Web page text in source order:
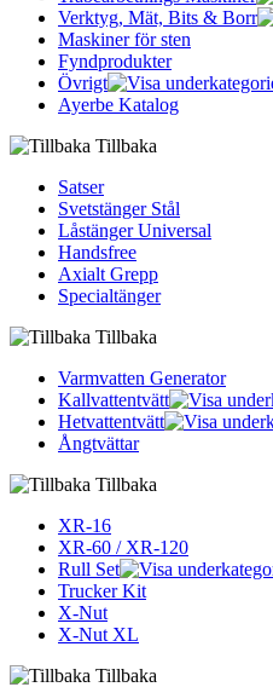
Verktyg, Mät, Bits & Borr
Maskiner för sten
Fyndprodukter
Övrigt
Ayerbe Katalog
Tillbaka
Satser
Svetstänger Stål
Låstänger Universal
Handsfree
Axialt Grepp
Specialtänger
Tillbaka
Varmvatten Generator
Kallvattentvätt
Hetvattentvätt
Ångtvättar
Tillbaka
XR-16
XR-60 / XR-120
Rull Set
Trucker Kit
X-Nut
X-Nut XL
Tillbaka